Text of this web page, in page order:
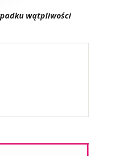
wątpliwości